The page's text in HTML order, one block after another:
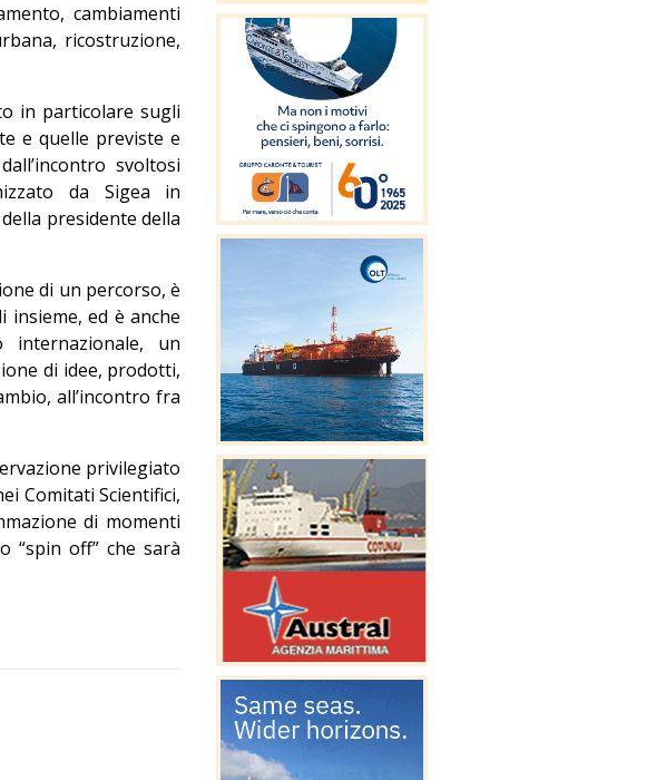
cambiamenti
ricostruzione,
in particolare sugli
e quelle previste e
svoltosi
da Sigea in
presidente della
di un percorso, è
ed è anche
un
di idee, prodotti,
all’incontro fra
privilegiato
Comitati Scientifici,
di momenti
“spin off” che sarà